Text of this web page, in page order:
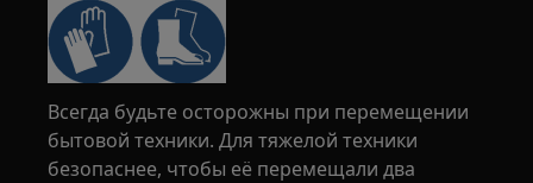
Всегда будьте осторожны при перемещении
бытовой техники. Для тяжелой техники
безопаснее, чтобы её перемещали два